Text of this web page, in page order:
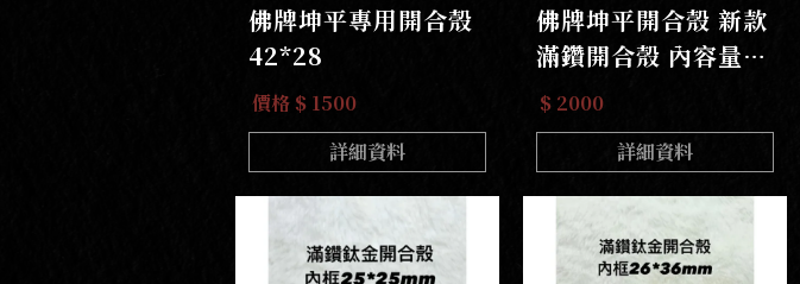
佛牌坤平專用開合殼
42*28
價格 $ 1500
詳細資料
佛牌坤平開合殼 新款
滿鑽開合殼 內容量裸
牌44*30內都能裝
$ 2000
詳細資料